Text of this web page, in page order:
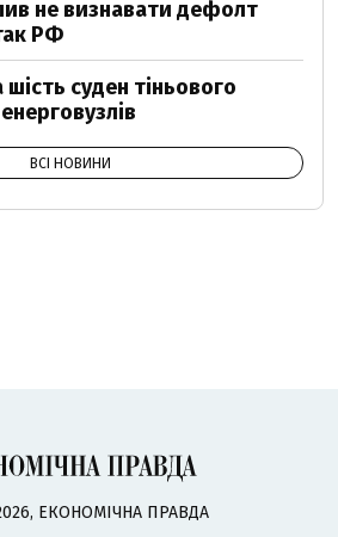
не визнавати дефолт
РФ
суден тіньового
ВСІ НОВИНИ
ЕКОНОМІЧНА ПРАВДА